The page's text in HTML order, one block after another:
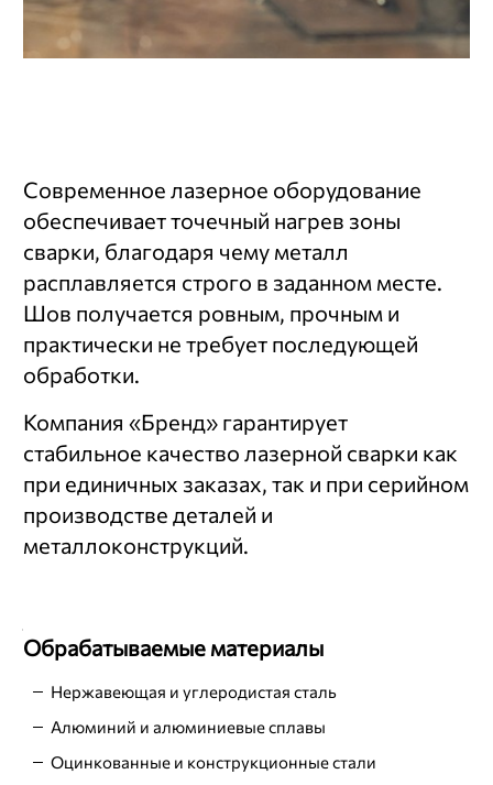
Современное лазерное оборудование
обеспечивает точечный нагрев зоны
сварки, благодаря чему металл
расплавляется строго в заданном месте.
Шов получается ровным, прочным и
практически не требует последующей
обработки.
Компания «Бренд» гарантирует
стабильное качество лазерной сварки как
при единичных заказах, так и при серийном
производстве деталей и
металлоконструкций.
Обрабатываемые материалы
Нержавеющая и углеродистая сталь
Алюминий и алюминиевые сплавы
Оцинкованные и конструкционные стали